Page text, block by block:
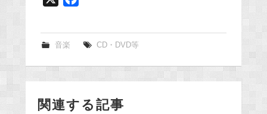
e
k
音楽 CD・DVD等
関連する記事